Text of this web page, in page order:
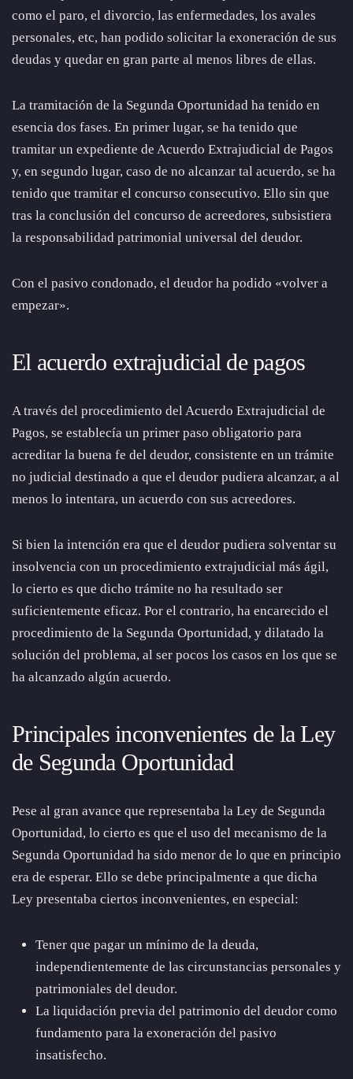
como el paro, el divorcio, las enfermedades, los avales
personales, etc, han podido solicitar la exoneración de sus
deudas y quedar en gran parte al menos libres de ellas.
La tramitación de la Segunda Oportunidad ha tenido en
esencia dos fases. En primer lugar, se ha tenido que
tramitar un expediente de Acuerdo Extrajudicial de Pagos
y, en segundo lugar, caso de no alcanzar tal acuerdo, se ha
tenido que tramitar el concurso consecutivo. Ello sin que
tras la conclusión del concurso de acreedores, subsistiera
la responsabilidad patrimonial universal del deudor.
Con el pasivo condonado, el deudor ha podido «volver a
empezar».
El acuerdo extrajudicial de pagos
A través del procedimiento del Acuerdo Extrajudicial de
Pagos, se establecía un primer paso obligatorio para
acreditar la buena fe del deudor, consistente en un trámite
no judicial destinado a que el deudor pudiera alcanzar, a al
menos lo intentara, un acuerdo con sus acreedores.
Si bien la intención era que el deudor pudiera solventar su
insolvencia con un procedimiento extrajudicial más ágil,
lo cierto es que dicho trámite no ha resultado ser
suficientemente eficaz. Por el contrario, ha encarecido el
procedimiento de la Segunda Oportunidad, y dilatado la
solución del problema, al ser pocos los casos en los que se
ha alcanzado algún acuerdo.
Principales inconvenientes de la Ley
de Segunda Oportunidad
Pese al gran avance que representaba la Ley de Segunda
Oportunidad, lo cierto es que el uso del mecanismo de la
Segunda Oportunidad ha sido menor de lo que en principio
era de esperar. Ello se debe principalmente a que dicha
Ley presentaba ciertos inconvenientes, en especial:
Tener que pagar un mínimo de la deuda,
independientemente de las circunstancias personales y
patrimoniales del deudor.
La liquidación previa del patrimonio del deudor como
fundamento para la exoneración del pasivo
insatisfecho.